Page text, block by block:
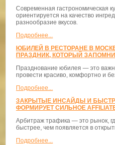
Современная гастрономическая
ориентируется на качество
разнообразие вкусов.
Подробнее...
ЮБИЛЕЙ В РЕСТОРАНЕ В
ПРАЗДНИК, КОТОРЫЙ
Празднование юбилея — это
провести красиво, комфортно и
Подробнее...
ЗАКРЫТЫЕ ИНСАЙДЫ И
ФОРМИРУЕТ СИЛЬНОЕ AFFILIATE
Арбитраж трафика — это рынок,
быстрее, чем появляется в
Подробнее...